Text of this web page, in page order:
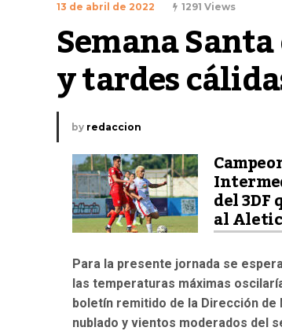
13 de abril de 2022 1291 Views
Semana
y tardes
by redaccion
del 3DF
al
Para la presente jornada se
las temperaturas máximas
boletín remitido de la Dirección
nublado y vientos moderados del